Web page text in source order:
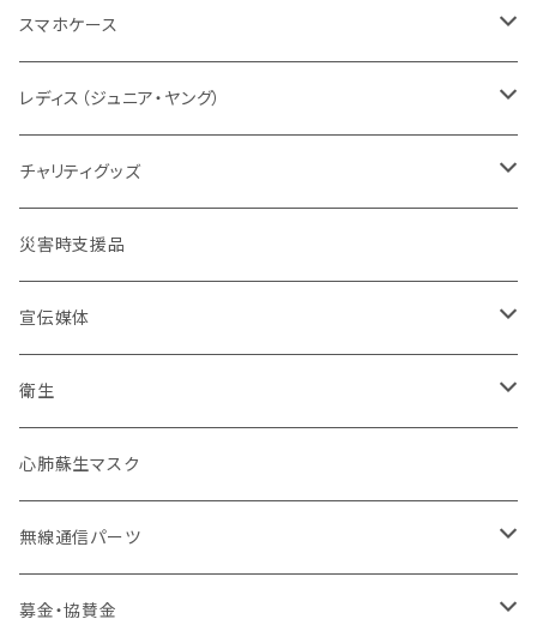
乗車服&機動服
レディス対応（メンズサイズダウン）
レディスシルエット
ソックス
パッド
BDU
ネイビーカラー
カムフラージュ
タクティカル
コンパクト
腕のガード
メーカー取り寄せ
セット販売
パッド
タクティカル
コンバット
ベルト
弾帯
安全帯
ローラーバックル
刺繍IDプレート
刺繍
シルク印刷
ワッペン・パッチ
刺繍
プリント
ブーツ
本革
革張り
ポーチ
インソール
卸セット
バッジ
支援
情報
自警団
消防団
セット
ガンスタンド
オールジャパンコールサイン
レスキューオレンジ
民間防災
ISHIKAWA
HOKKAIDO DOUOU
北海道
東北管区
関東管区
中部管区
近畿管区
中国管区
スマホケース
消防
警察
バイク
災害復興ブランド「KOKONI KITE」
チャリティ
レディス（ジュニア・ヤング）
ユニフォーム
ドライウェア
ユニフォーム
保安ツール
ブーツ
インナー
アンダーウエア（下着）
活動パンツ
チャリティグッズ
デザインデータ
災害時支援品
宣伝媒体
火事だ119冊子製本用データ
衛生
お掃除用品
コーティング
装飾
幸福
心肺蘇生マスク
無線通信パーツ
アンテナ
募金・協賛金